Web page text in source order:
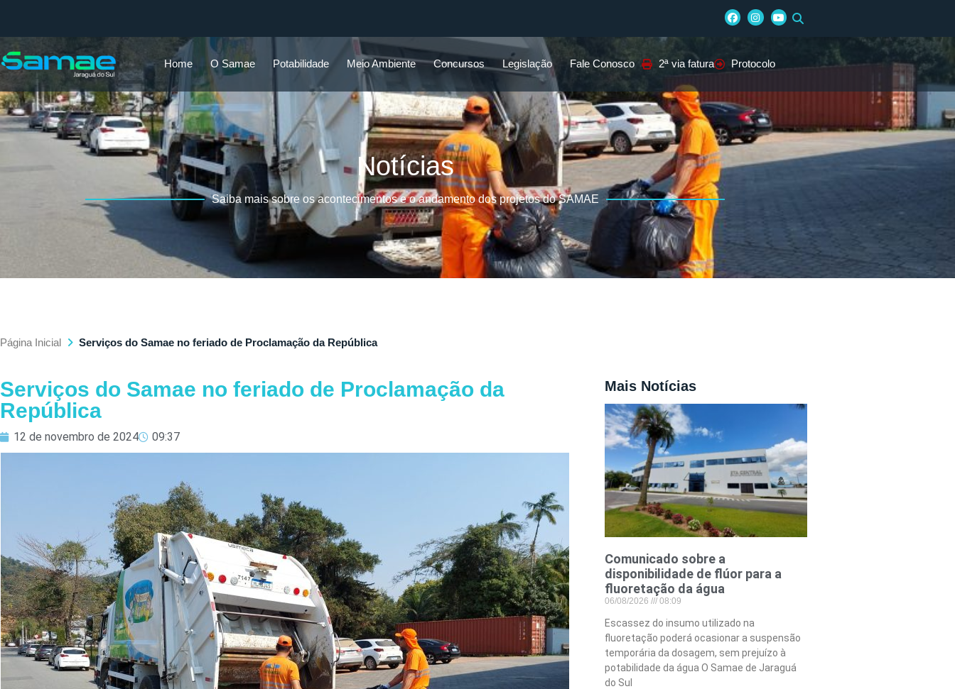
Home O Samae Potabilidade Meio Ambiente Concursos Legislação Fale Conosco 2ª via fatura Protocolo
Notícias
Saiba mais sobre os acontecimentos e o andamento dos projetos do SAMAE
Página Inicial Serviços do Samae no feriado de Proclamação da República
Serviços do Samae no feriado de Proclamação da
República
12 de novembro de 2024 09:37
Mais Notícias
Comunicado sobre a
disponibilidade de flúor para a
fluoretação da água
06/08/2026 08:09
Escassez do insumo utilizado na
fluoretação poderá ocasionar a suspensão
temporária da dosagem, sem prejuízo à
potabilidade da água O Samae de Jaraguá
do Sul